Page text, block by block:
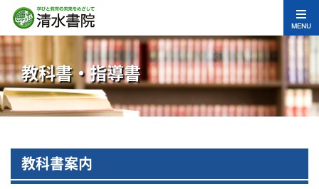
MENU
教科書・指導書
教科書案内